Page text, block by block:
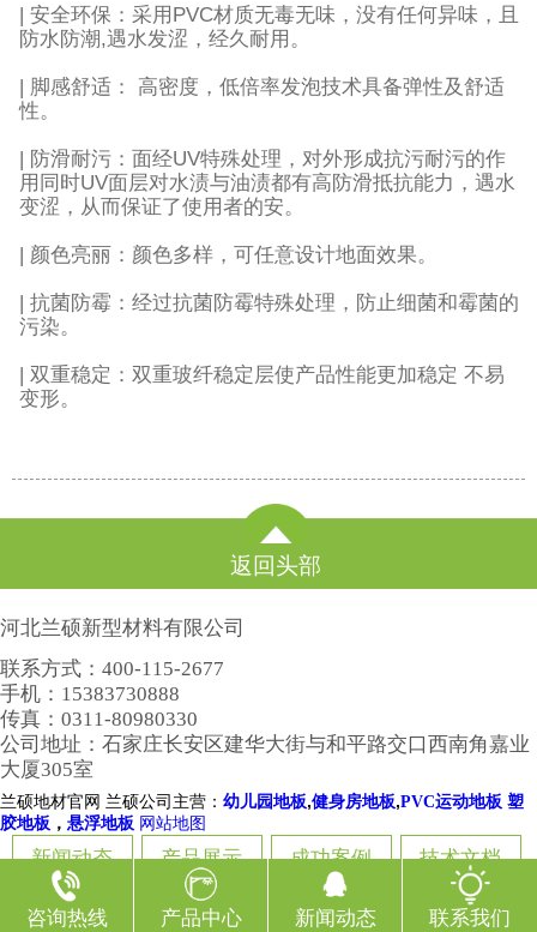
| 安全环保：采用PVC材质无毒无味，没有任何异味，且
防水防潮,遇水发涩，经久耐用。
| 脚感舒适： 高密度，低倍率发泡技术具备弹性及舒适
性。
| 防滑耐污：面经UV特殊处理，对外形成抗污耐污的作
用同时UV面层对水渍与油渍都有高防滑抵抗能力，遇水
变涩，从而保证了使用者的安。
| 颜色亮丽：颜色多样，可任意设计地面效果。
| 抗菌防霉：经过抗菌防霉特殊处理，防止细菌和霉菌的
污染。
| 双重稳定：双重玻纤稳定层使产品性能更加稳定 不易
变形。
返回头部
河北兰硕新型材料有限公司
联系方式：400-115-2677
手机：15383730888
传真：0311-80980330
公司地址：石家庄长安区建华大街与和平路交口西南角嘉业
大厦305室
兰硕地材官网 兰硕公司主营： 幼儿园地板,健身房地板,PVC运动地板 塑
胶地板 ， 悬浮地板 网站地图
新闻动态 产品展示 成功案例 技术文档
咨询热线 产品中心 新闻动态 联系我们